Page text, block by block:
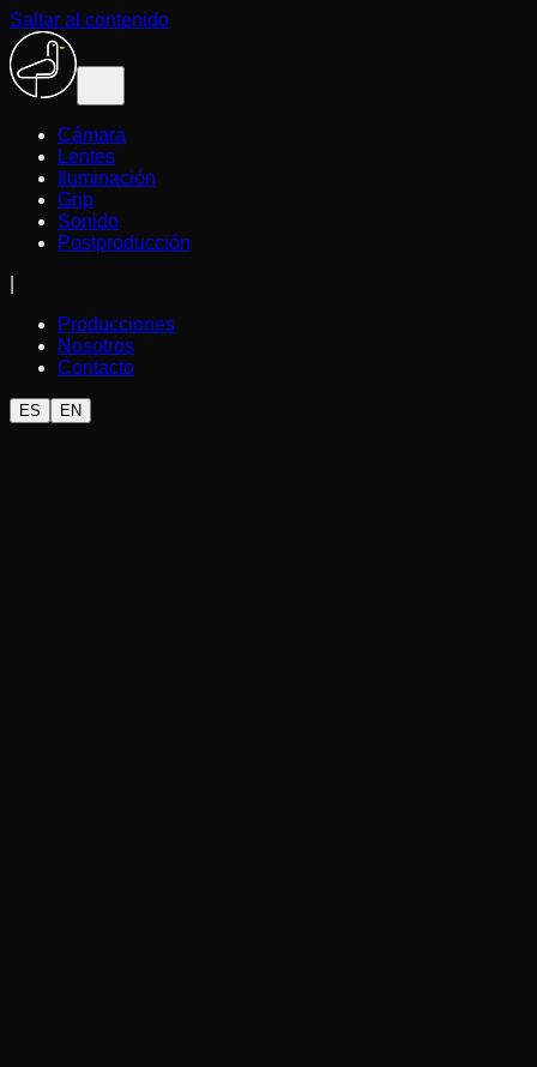
Saltar al contenido
Cámara
Lentes
Iluminación
Grip
Sonido
Postproducción
Producciones
Nosotros
Contacto
ES EN